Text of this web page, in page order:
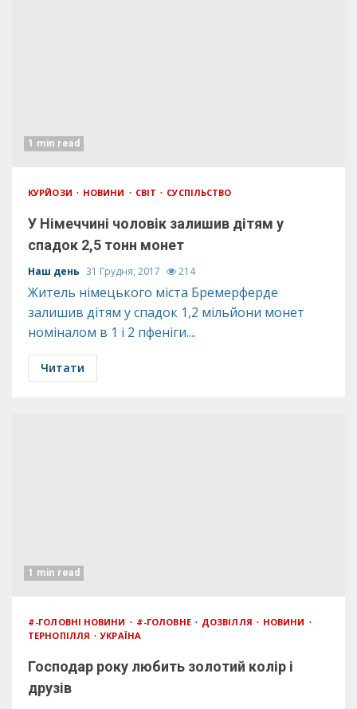
1 min read
КУРЙОЗИ НОВИНИ СВІТ СУСПІЛЬСТВО
У Німеччині чоловік залишив дітям у
спадок 2,5 тонн монет
Наш день 31 Грудня, 2017 214
Житель німецького міста Бремерферде
залишив дітям у спадок 1,2 мільйони монет
номіналом в 1 і 2 пфеніги....
Читати
1 min read
#-ГОЛОВНІ НОВИНИ #-ГОЛОВНЕ ДОЗВІЛЛЯ
НОВИНИ
ТЕРНОПІЛЛЯ
УКРАЇНА
Господар року любить золотий колір і
друзів